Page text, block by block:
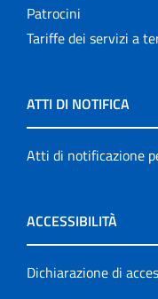
Patrocini
Tariffe dei servizi a
ATTI DI NOTIFICA
Atti di notificazione
ACCESSIBILITÀ
Dichiarazione di